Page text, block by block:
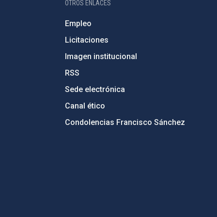
OTROS ENLACES
Empleo
Licitaciones
Imagen institucional
RSS
Sede electrónica
Canal ético
Condolencias Francisco Sánchez